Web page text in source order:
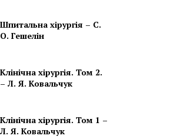
Шпитальна хірургія – С.
О. Гешелін
Клінічна хірургія. Том 2.
– Л. Я. Ковальчук
Клінічна хірургія. Том 1 –
Л. Я. Ковальчук